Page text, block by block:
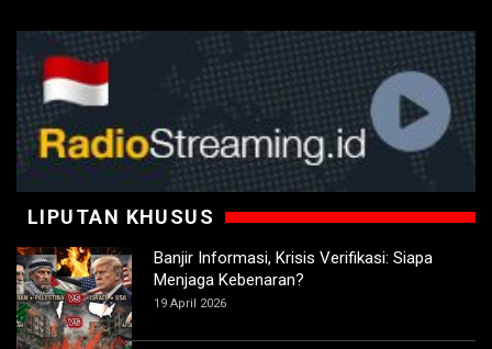
LIPUTAN KHUSUS
Banjir Informasi, Krisis Verifikasi: Siapa
Menjaga Kebenaran?
19 April 2026